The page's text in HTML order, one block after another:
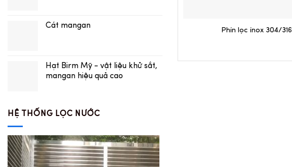
Cát mangan
Hạt Birm Mỹ - vật liệu khử sắt,
mangan hiệu quả cao
HỆ THỐNG LỌC NƯỚC
Phin lọc inox 304/316